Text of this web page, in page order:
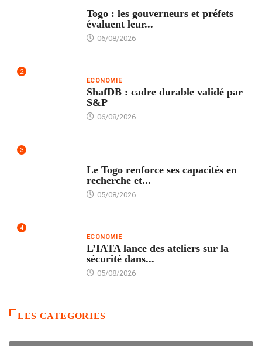
Togo : les gouverneurs et préfets
évaluent leur...
06/08/2026
2
ECONOMIE
ShafDB : cadre durable validé par
S&P
06/08/2026
3
Le Togo renforce ses capacités en
recherche et...
05/08/2026
4
ECONOMIE
L’IATA lance des ateliers sur la
sécurité dans...
05/08/2026
LES CATEGORIES